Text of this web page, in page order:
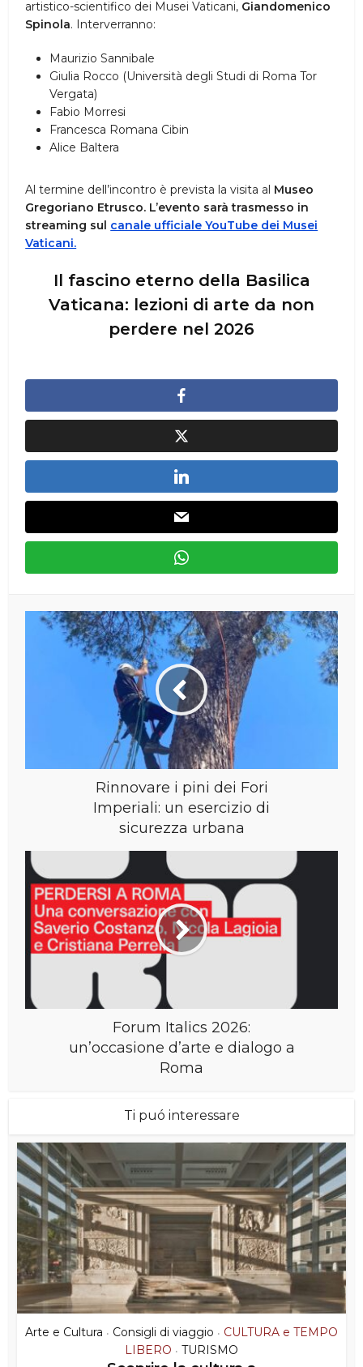
artistico-scientifico dei Musei Vaticani, Giandomenico
Spinola. Interverranno:
Maurizio Sannibale
Giulia Rocco (Università degli Studi di Roma Tor
Vergata)
Fabio Morresi
Francesca Romana Cibin
Alice Baltera
Al termine dell’incontro è prevista la visita al Museo
Gregoriano Etrusco. L’evento sarà trasmesso in
streaming sul canale ufficiale YouTube dei Musei
Vaticani.
Il fascino eterno della Basilica
Vaticana: lezioni di arte da non
perdere nel 2026
Rinnovare i pini dei Fori
Imperiali: un esercizio di
sicurezza urbana
Forum Italics 2026:
un’occasione d’arte e dialogo a
Roma
Ti puó interessare
Arte e Cultura • Consigli di viaggio • CULTURA e TEMPO
LIBERO • TURISMO